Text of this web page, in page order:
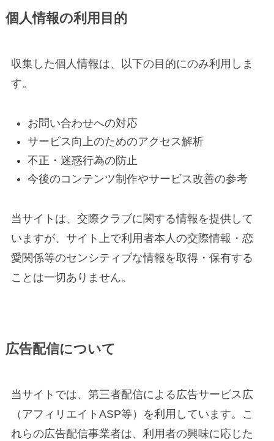
個人情報の利用目的
収集した個人情報は、以下の目的にのみ利用しま
す。
お問い合わせへの対応
サービス向上のためのアクセス解析
不正・迷惑行為の防止
今後のコンテンツ制作やサービス改善の参考
当サイトは、交際クラブに関する情報を提供して
いますが、サイト上で利用者本人の交際情報・恋
愛関係等のセンシティブな情報を取得・保有する
ことは一切ありません。
広告配信について
当サイトでは、第三者配信による広告サービス広
（アフィリエイトASP等）を利用しています。こ
れらの広告配信事業者は、利用者の興味に応じた